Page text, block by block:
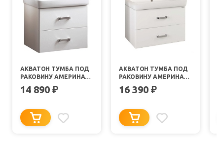
АКВАТОН ТУМБА ПОД
РАКОВИНУ АМЕРИНА
14 890 ₽
АКВАТОН ТУМБА ПОД
РАКОВИНУ АМЕРИНА
16 390 ₽